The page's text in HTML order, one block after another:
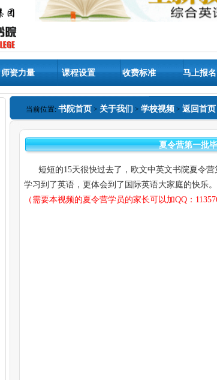
师资力量 课程设置 收费标准 马上报名
当前位置: 书院首页 > 关于我们 > 学校视频 > 返回首页
夏令营第一批
短短的15天很快过去了，欧文中英文书院夏令营
学习到了英语，更体会到了国际英语大家庭的快乐。
（需要本视频的夏令营学员的家长可以加QQ：